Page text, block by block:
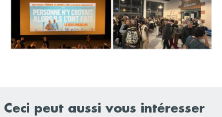
Ceci peut aussi vous intéresser